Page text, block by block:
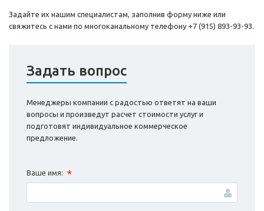
Задайте их нашим специалистам, заполнив форму ниже или
свяжитесь с нами по многоканальному телефону +7 (915) 893-93-93.
Задать вопрос
Менеджеры компании с радостью ответят на ваши
вопросы и произведут расчет стоимости услуг и
подготовят индивидуальное коммерческое
предложение.
Ваше имя: *